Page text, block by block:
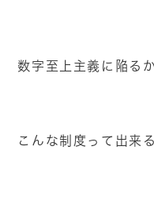
数字至上主義に陥る
こんな制度って出来